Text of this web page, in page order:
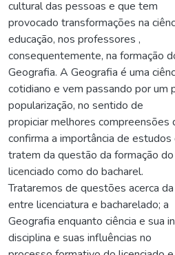
cultural das pessoas e que tem
provocado transformações na
educação, nos professores ,
consequentemente, na formação
Geografia. A Geografia é uma
cotidiano e vem passando por um
popularização, no sentido de
propiciar melhores compreensões
confirma a importância de estudos
tratem da questão da formação
licenciado como do bacharel.
Trataremos de questões acerca
entre licenciatura e bacharelado; a
Geografia enquanto ciência e sua
disciplina e suas influências no